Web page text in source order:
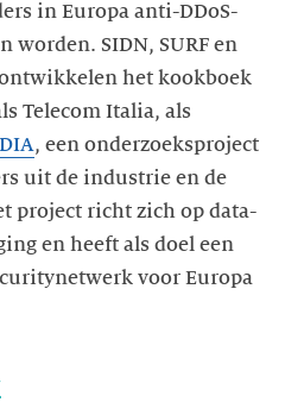
in Europa anti-DDoS-
worden. SIDN, SURF en
het kookboek
Telecom Italia, als
, een onderzoeksproject
uit de industrie en de
project richt zich op data-
en heeft als doel een
voor Europa